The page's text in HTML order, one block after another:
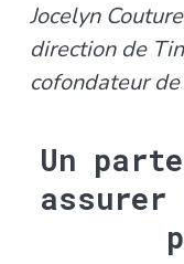
Jocelyn
direction de
cofondateur
Un